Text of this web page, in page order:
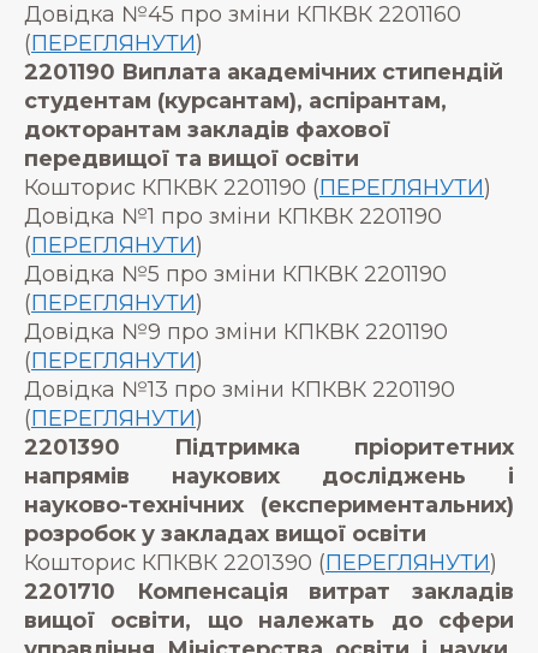
Довідка №45 про зміни КПКВК 2201160
(ПЕРЕГЛЯНУТИ)
2201190 Виплата академічних стипендій
студентам (курсантам), аспірантам,
докторантам закладів фахової
передвищої та вищої освіти
Кошторис КПКВК 2201190 (ПЕРЕГЛЯНУТИ)
Довідка №1 про зміни КПКВК 2201190
(ПЕРЕГЛЯНУТИ)
Довідка №5 про зміни КПКВК 2201190
(ПЕРЕГЛЯНУТИ)
Довідка №9 про зміни КПКВК 2201190
(ПЕРЕГЛЯНУТИ)
Довідка №13 про зміни КПКВК 2201190
(ПЕРЕГЛЯНУТИ)
2201390 Підтримка пріоритетних
напрямів наукових досліджень і
науково-технічних (експериментальних)
розробок у закладах вищої освіти
Кошторис КПКВК 2201390 (ПЕРЕГЛЯНУТИ)
2201710
Компенсація витрат закладів
вищої освіти, що належать до сфери